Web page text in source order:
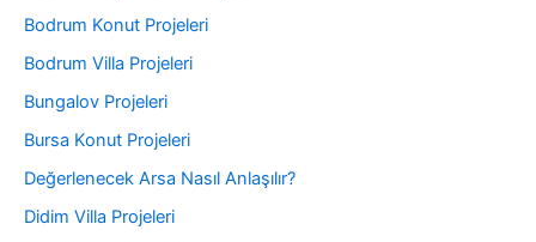
Bodrum Konut Projeleri
Bodrum Villa Projeleri
Bungalov Projeleri
Bursa Konut Projeleri
Değerlenecek Arsa Nasıl Anlaşılır?
Didim Villa Projeleri